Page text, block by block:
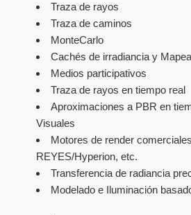
Traza de rayos
Traza de caminos
MonteCarlo
Cachés de irradiancia y
Medios participativos
Traza de rayos en tiempo real
Aproximaciones a PBR en
Visuales
Motores de render
REYES/Hyperion, etc.
Transferencia de radiancia
Modelado e Iluminación